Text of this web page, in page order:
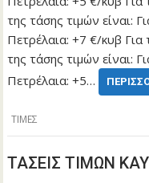
της τάσης τιμών είναι:
Πετρέλαια: +7 €/κυβ Για
της τάσης τιμών είναι:
Πετρέλαια: +5…
ΤΙΜΕΣ
ΤΑΣΕΙΣ ΤΙΜΩΝ